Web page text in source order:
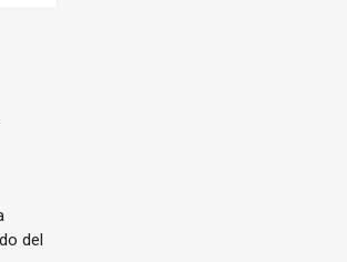
del